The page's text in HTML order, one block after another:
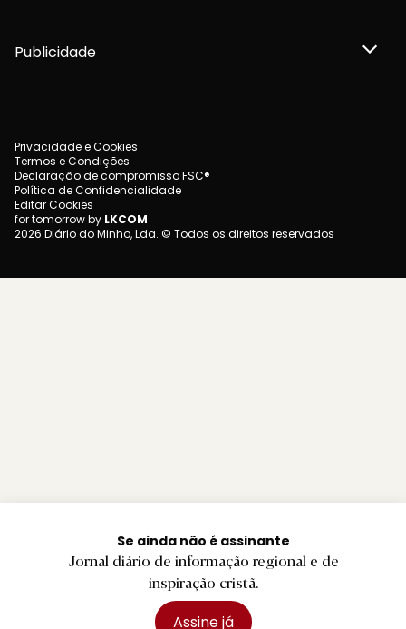
Se ainda não é assinante
Jornal diário de informação regional e de
inspiração cristã.
Assine já
Publicidade
Privacidade e Cookies
Termos e Condições
Declaração de compromisso FSC®
Política de Confidencialidade
Editar Cookies
for tomorrow by LKCOM
2026 Diário do Minho, Lda. © Todos os direitos reservados